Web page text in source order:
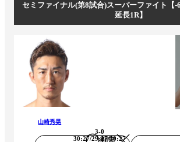
セミファイナル(第8試合)スーパーファイト【-
延長1R】
山崎秀晃
3-0
30:27/29:27/30:27